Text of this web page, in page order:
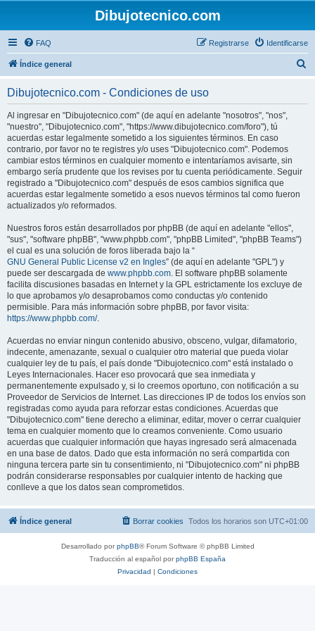
Dibujotecnico.com
FAQ Identificarse
Registrarse
Índice general
Dibujotecnico.com - Condiciones de uso
Al ingresar en "Dibujotecnico.com" (de aquí en adelante "nosotros", "nos",
"nuestro", "Dibujotecnico.com", "https://www.dibujotecnico.com/foro"), tú
acuerdas estar legalmente sometido a los siguientes términos. En caso
contrario, por favor no te registres y/o uses "Dibujotecnico.com". Podemos
cambiar estos términos en cualquier momento e intentaríamos avisarte, sin
embargo sería prudente que los revises por tu cuenta periódicamente. Seguir
registrado a "Dibujotecnico.com" después de esos cambios significa que
acuerdas estar legalmente sometido a esos nuevos términos tal como fueron
actualizados y/o reformados.
Nuestros foros están desarrollados por phpBB (de aquí en adelante "ellos",
"sus", "software phpBB", "www.phpbb.com", "phpBB Limited", "phpBB Teams")
el cual es una solución de foros liberada bajo la “
GNU General Public License v2 en Ingles” (de aquí en adelante "GPL") y
puede ser descargada de www.phpbb.com. El software phpBB solamente
facilita discusiones basadas en Internet y la GPL estrictamente los excluye de
lo que aprobamos y/o desaprobamos como conductas y/o contenido
permisible. Para más información sobre phpBB, por favor visita:
https://www.phpbb.com/.
Acuerdas no enviar ningun contenido abusivo, obsceno, vulgar, difamatorio,
indecente, amenazante, sexual o cualquier otro material que pueda violar
cualquier ley de tu país, el país donde "Dibujotecnico.com" está instalado o
Leyes Internacionales. Hacer eso provocará que sea inmediata y
permanentemente expulsado y, si lo creemos oportuno, con notificación a su
Proveedor de Servicios de Internet. Las direcciones IP de todos los envíos son
registradas como ayuda para reforzar estas condiciones. Acuerdas que
"Dibujotecnico.com" tiene derecho a eliminar, editar, mover o cerrar cualquier
tema en cualquier momento que lo creamos conveniente. Como usuario
acuerdas que cualquier información que hayas ingresado será almacenada
en una base de datos. Dado que esta información no será compartida con
ninguna tercera parte sin tu consentimiento, ni "Dibujotecnico.com" ni phpBB
podrán considerarse responsables por cualquier intento de hacking que
conlleve a que los datos sean comprometidos.
Índice general Todos los horarios son UTC+01:00
Borrar cookies
Desarrollado porphpBB® Forum Software © phpBB Limited
Traducción al español porphpBB España
Privacidad | Condiciones